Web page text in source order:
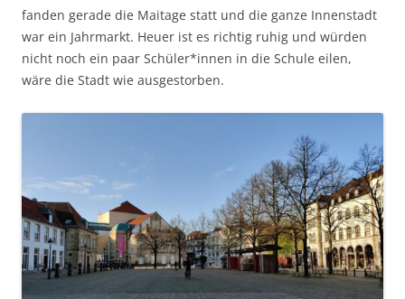
fanden gerade die Maitage statt und die ganze Innenstadt
war ein Jahrmarkt. Heuer ist es richtig ruhig und würden
nicht noch ein paar Schüler*innen in die Schule eilen,
wäre die Stadt wie ausgestorben.